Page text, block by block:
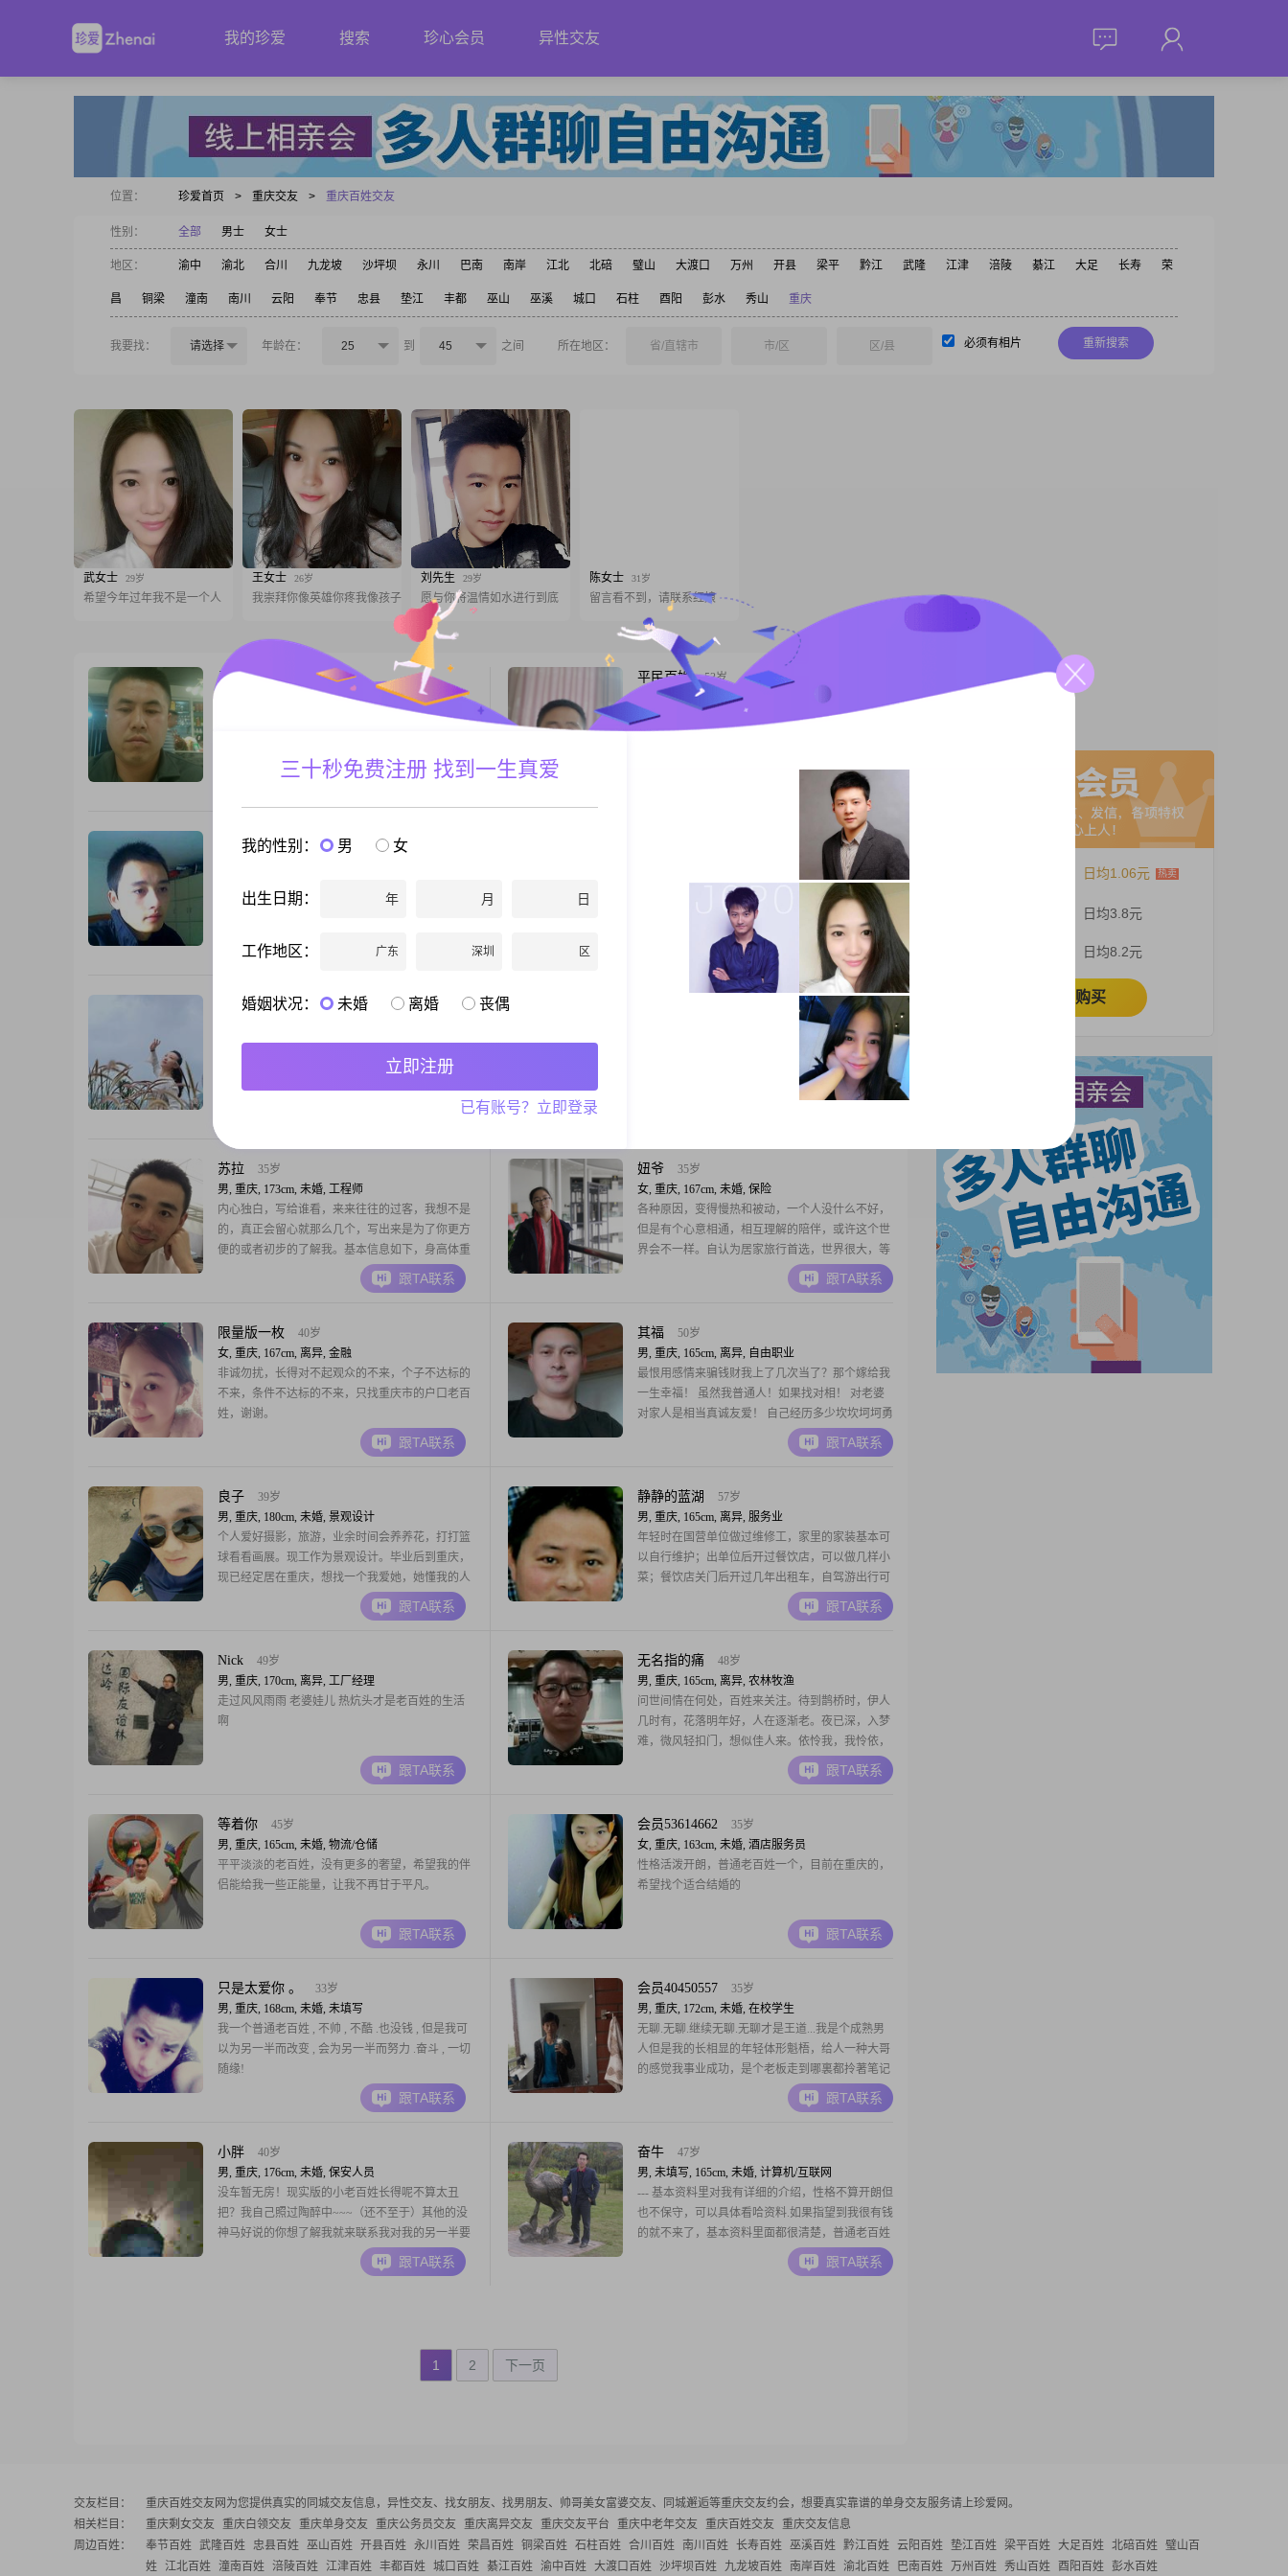
我的珍爱 搜索 珍心会员 异性交友
位置： 珍爱首页 > 重庆交友 > 重庆百姓交友
性别： 全部 男士 女士
地区： 渝中 渝北 合川 九龙坡 沙坪坝 永川 巴南 南岸 江北 北碚 璧山 大渡口 万州 开县 梁平 黔江 武隆 江津 涪陵 綦江 大足 长寿 荣
昌 铜梁 潼南 南川 云阳 奉节 忠县 垫江 丰都 巫山 巫溪 城口 石柱 酉阳 彭水 秀山 重庆
我要找： 请选择 年龄在： 25 到 45 之间 所在地区： 省/直辖市 市/区 区/县 必须有相片 重新搜索
武女士 29岁
希望今年过年我不是一个人
王女士 26岁
我崇拜你像英雄你疼我像孩子
刘先生 29岁
愿与你将温情如水进行到底
陈女士 31岁
留言看不到，请联系红娘
寻常百姓
男, 重庆, 175cm, 未婚, 司机
不勉强，不将就，互相尊重，不选择只因为结婚而
理性而认真的人。
平民百姓
53岁
男, 重庆, 170cm, 离异, 货运代理
我五月份才上的珍愛网，加入会员没有几天，有些
一线牵，缘来珍爱共一生。回首往事以蹉跎，珍惜
跟TA联系
老百姓
37岁
吧！少喝酒不抽烟！主要是心能融合一起。
日常状态：本人普通小老百姓一名，无不良嗜好，
平时生活朴实；工作生活基本两点一线，工作有应
酬但不一定去，在家更多的是做做饭收拾收拾家
里。事业工作：本人工作多样性但很稳定，工作日
较繁忙，周末一般双休；目前是在互联网头部平台
担任高管且同时兼创业。兴趣爱好：运动方面打打
篮球和羽毛球；休养方面看看书打打王者；户外方
跟TA联系
知足常乐
50岁
简单！生活简单，圈子简单。希望你是大度包容，
感情专一，善良正直的！本人不喝酒，不打麻将，
不吸烟。地地道道的老实人。我有三个孩子，都跟
我，现在都成人了，当初我一个人把他们养大很艰
孩子们都大了。老大成家了，老二读研，老三在某
央企工作。这个年纪了本来不想再婚，可是经历一
些事情后改变
读书，书中自有颜如玉。旅游，中国那么大，我要
去看看。美食，我是老百姓，民以食为天
苏拉
35岁
男, 重庆, 173cm, 未婚, 工程师
内心独白，写给谁看，来来往往的过客，我想不是
的，真正会留心就那么几个，写出来是为了你更方
便的或者初步的了解我。基本信息如下，身高体重
略去，目前是一名工程师，从事半导体显示器行
业，薪资不高，养活自己足矣（公司倒是给提供食
看了，你的时间我可浪费不起。个人没事喜欢看看
书，喜欢跑跑步
跟TA联系
妞爷
35岁
女, 重庆, 167cm, 未婚, 保险
各种原因，变得慢热和被动，一个人没什么不好，
但是有个心意相通，相互理解的陪伴，或许这个世
界会不一样。自认为居家旅行首选，世界很大，等
着去探索，生活就是平淡中寻找幸福……备注：不
喜欢只许州官放火，不许百姓点灯的行为。
跟TA联系
限量版一枚
40岁
女, 重庆, 167cm, 离异, 金融
非诚勿扰，长得对不起观众的不来，个子不达标的
不来，条件不达标的不来，只找重庆市的户口老百
姓，谢谢。
跟TA联系
其福
50岁
男, 重庆, 165cm, 离异, 自由职业
最恨用感情来骗钱财我上了几次当了？那个嫁给我
一生幸福！ 虽然我普通人！如果找对相！ 对老婆
对家人是相当真诚友爱！ 自己经历多少坎坎坷坷勇
敢面对？不管社会怎么现实我们老百姓有一颗真
心…… 够份量了吗 只要你真心实意爱我我会对你
为我们是农村人吗，打工做生意创业走了不少弯
路。现实无
跟TA联系
良子
39岁
男, 重庆, 180cm, 未婚, 景观设计
个人爱好摄影，旅游，业余时间会养养花，打打篮
球看看画展。现工作为景观设计。毕业后到重庆，
现已经定居在重庆，想找一个我爱她，她懂我的人
一起，本人奔着结婚目的，只是玩玩的哥等不起，
真心交往的可从朋友做起。本人山东汉子，没有啤
个，没有大富大贵的命，就是一热爱生活的平头百
姓，就一简单
跟TA联系
静静的蓝湖
57岁
男, 重庆, 165cm, 离异, 服务业
年轻时在国营单位做过维修工，家里的家装基本可
以自行维护；出单位后开过餐饮店，可以做几样小
菜；餐饮店关门后开过几年出租车，自驾游出行可
以代驾；学习过摄影，可以用单反相机留下倩影；
父母都是教师，从小在学校长大，环境的束缚，性
现在的工作单位都买了社保医保；已购房，和母亲.
女儿住在一
跟TA联系
Nick
49岁
男, 重庆, 170cm, 离异, 工厂经理
走过风风雨雨 老婆娃儿 热炕头才是老百姓的生活
啊
跟TA联系
无名指的痛
48岁
男, 重庆, 165cm, 离异, 农林牧渔
问世间情在何处，百姓来关注。待到鹊桥时，伊人
几时有，花落明年好，人在逐渐老。夜已深，入梦
难，微风轻扣门，想似佳人来。依怜我，我怜依，
心儿与眼儿，帐下诉衷情！吾晚归，汝憔悴，汝不
悦，吾自虐！观伊生，伴伊食，牵伊走。吾幸吾
有，什么也不懂，什么也不会，但只要能孝顺，温
情足矣。吾离婚者
跟TA联系
等着你
45岁
男, 重庆, 165cm, 未婚, 物流/仓储
平平淡淡的老百姓，没有更多的奢望，希望我的伴
侣能给我一些正能量，让我不再甘于平凡。
跟TA联系
会员53614662
35岁
女, 重庆, 163cm, 未婚, 酒店服务员
性格活泼开朗，普通老百姓一个，目前在重庆的，
希望找个适合结婚的
跟TA联系
只是太爱你 。
33岁
男, 重庆, 168cm, 未婚, 未填写
我一个普通老百姓 , 不帅 , 不酷 .也没钱 , 但是我可
以为另一半而改变 , 会为另一半而努力 .奋斗 , 一切
随缘!
跟TA联系
会员40450557
35岁
男, 重庆, 172cm, 未婚, 在校学生
无聊.无聊.继续无聊.无聊才是王道...我是个成熟男
人但是我的长相显的年轻体形魁梧，给人一种大哥
的感觉我事业成功，是个老板走到哪裏都拎著笔记
本我坐的车比林肯车还宽敞多年在北京大学的薰
陶，成就了我的文化品位我闲遐时研究中国古代
电影特别是那种探讨人生的社会伦理片喜欢揣摩电
影人物的
跟TA联系
小胖
40岁
男, 重庆, 176cm, 未婚, 保安人员
没车暂无房！现实版的小老百姓长得呢不算太丑
把？我自己照过陶醉中~~~（还不至于）其他的没
神马好说的你想了解我就来联系我对我的另一半要
求就是要有耐心而且是真的，想要找人结婚生子过
一辈子的才行。如果你的一个演员（搞起耍的）最
跟TA联系
奋牛
47岁
男, 未填写, 165cm, 未婚, 计算机/互联网
--- 基本资料里对我有详细的介绍，性格不算开朗但
也不保守，可以具体看哈资料.如果指望到我很有钱
的就不来了，基本资料里面都很清楚，普通老百姓
一个，做技术工作的.如果你觉得自己太亮了的，就
不来了，免得见了我后，觉得陪不上你.如果你非常
跟TA联系
1 2 下一页
日均1.06元
日均3.8元
日均8.2元
立即购买
交友栏目： 重庆百姓交友网 为您提供真实的同城交友信息，异性交友、找女朋友、找男朋友、帅哥美女富婆交友、同城邂逅等重庆交友约会，想要真实靠谱的单身交友服务请上珍爱网。
相关栏目：
重庆剩女交友 重庆白领交友 重庆单身交友 重庆公务员交友 重庆离异交友 重庆交友平台 重庆中老年交友 重庆百姓交友
重庆交友信息
周边百姓：
奉节百姓 武隆百姓 忠县百姓 巫山百姓 开县百姓 永川百姓 荣昌百姓 铜梁百姓 石柱百姓 合川百姓 南川百姓 长寿百姓 巫溪百姓 黔江百姓 云阳百姓 垫江百姓 梁平百姓 大足百姓 北碚百姓 璧山百
姓
江北百姓 潼南百姓 涪陵百姓 江津百姓 丰都百姓 城口百姓 綦江百姓 渝中百姓 大渡口百姓 沙坪坝百姓 九龙坡百姓 南岸百姓 渝北百姓 巴南百姓 万州百姓 秀山百姓 酉阳百姓 彭水百姓
三十秒免费注册 找到一生真爱
我的性别： 男 女
出生日期： 年 月 日
工作地区： 广东 深圳 区
婚姻状况： 未婚 离婚 丧偶
立即注册
已有账号？立即登录